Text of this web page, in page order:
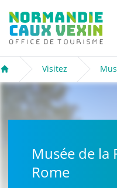
Normandie Caux Vexin
Accueil
Visitez
Musée de la
Rome